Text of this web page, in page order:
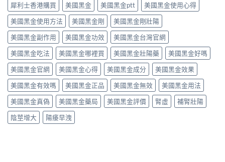
物：
硝
酸
酯
死
線
的
醫
理
解
析〉
中
按
需
定
5mg
每
日
錠？
藥
師
唔
背
label，
只
講
你
犀利士香港購買
美國黑金 美國黑金ptt
美國黑金使用心得
美國黑金使用方法
美國黑金剛
美國黑金剛壯陽
美國黑金副作用
美國黑金功效
美國黑金台灣官網
美國黑金吃法
美國黑金哪裡買 美國黑金壯陽藥
美國黑金好嗎
美國黑金官網
美國黑金心得 美國黑金成分
美國黑金效果
美國黑金有效嗎
美國黑金正品 美國黑金無效
美國黑金用法
美國黑金真偽
美國黑金藥局 美國黑金評價 腎虛
補腎壯陽
陰莖增大
陽痿早洩